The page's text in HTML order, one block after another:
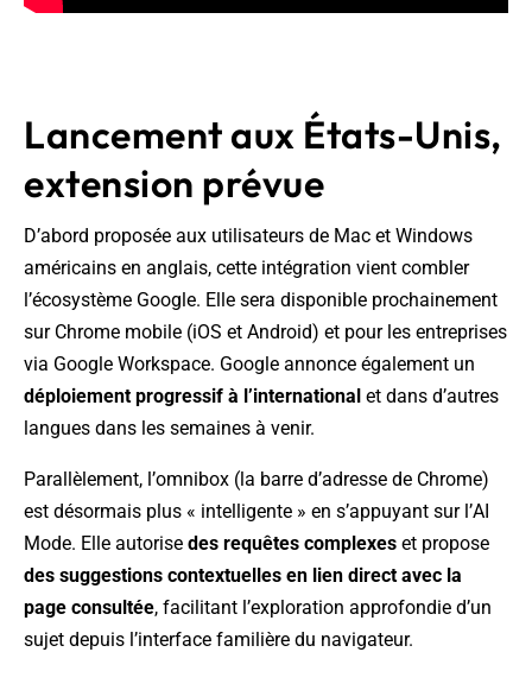
Lancement aux États-Unis,
extension prévue
D’abord proposée aux utilisateurs de Mac et Windows
américains en anglais, cette intégration vient combler
l’écosystème Google. Elle sera disponible prochainement
sur Chrome mobile (iOS et Android) et pour les entreprises
via Google Workspace. Google annonce également un
déploiement progressif à l’international et dans d’autres
langues dans les semaines à venir.
Parallèlement, l’omnibox (la barre d’adresse de Chrome)
est désormais plus « intelligente » en s’appuyant sur l’AI
Mode. Elle autorise des requêtes complexes et propose
des suggestions contextuelles en lien direct avec la
page consultée, facilitant l’exploration approfondie d’un
sujet depuis l’interface familière du navigateur.